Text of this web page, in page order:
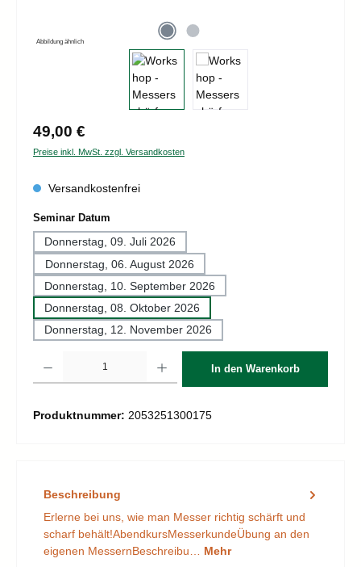
Abbildung ähnlich
Regulärer Preis:
49,00 €
Preise inkl. MwSt. zzgl. Versandkosten
Versandkostenfrei
Seminar Datum
Donnerstag, 09. Juli 2026
Donnerstag, 06. August 2026
Donnerstag, 10. September 2026
Donnerstag, 08. Oktober 2026
Donnerstag, 12. November 2026
In den Warenkorb
Produktnummer: 2053251300175
Beschreibung
Erlerne bei uns, wie man Messer richtig schärft und
scharf behält!AbendkursMesserkundeÜbung an den
eigenen MessernBeschreibu… Mehr